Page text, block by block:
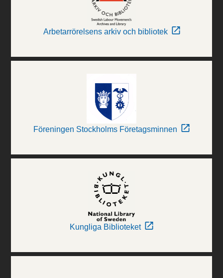
Arbetarrörelsens arkiv och bibliotek
Föreningen Stockholms Företagsminnen
Kungliga Biblioteket